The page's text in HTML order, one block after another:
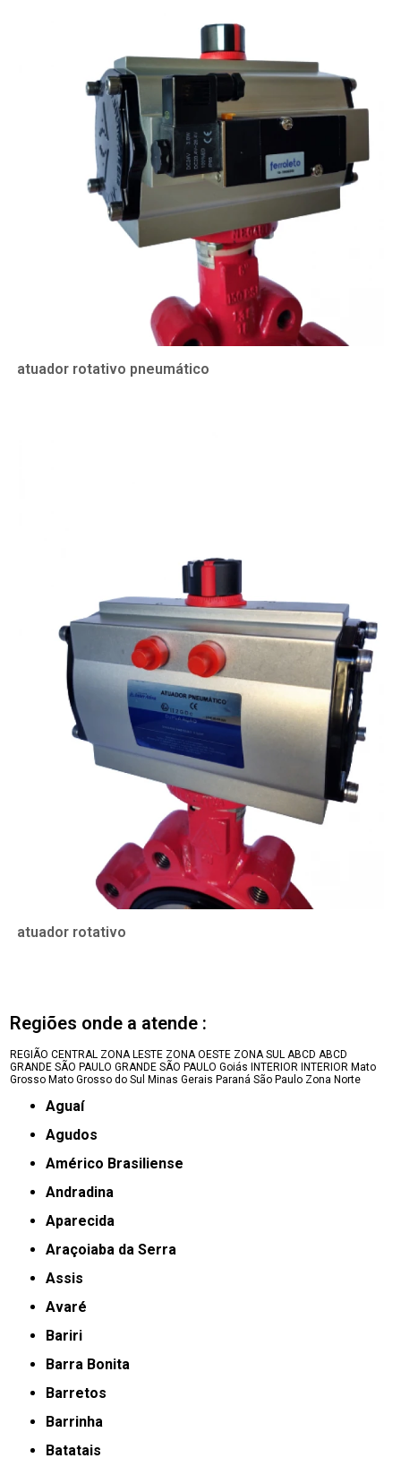
atuador rotativo pneumático
atuador rotativo
Regiões onde a atende :
REGIÃO CENTRAL ZONA LESTE ZONA OESTE ZONA SUL ABCD ABCD
GRANDE SÃO PAULO GRANDE SÃO PAULO Goiás INTERIOR INTERIOR Mato
Grosso Mato Grosso do Sul Minas Gerais Paraná São Paulo Zona Norte
Aguaí
Agudos
Américo Brasiliense
Andradina
Aparecida
Araçoiaba da Serra
Assis
Avaré
Bariri
Barra Bonita
Barretos
Barrinha
Batatais